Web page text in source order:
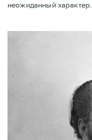
неожиданный характер.